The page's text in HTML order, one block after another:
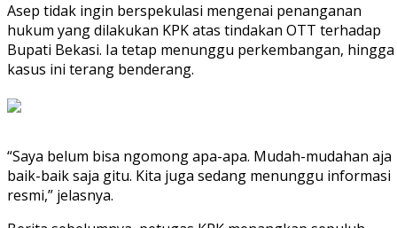
Asep tidak ingin berspekulasi mengenai penanganan
hukum yang dilakukan KPK atas tindakan OTT terhadap
Bupati Bekasi. Ia tetap menunggu perkembangan, hingga
kasus ini terang benderang.
“Saya belum bisa ngomong apa-apa. Mudah-mudahan aja
baik-baik saja gitu. Kita juga sedang menunggu informasi
resmi,” jelasnya.